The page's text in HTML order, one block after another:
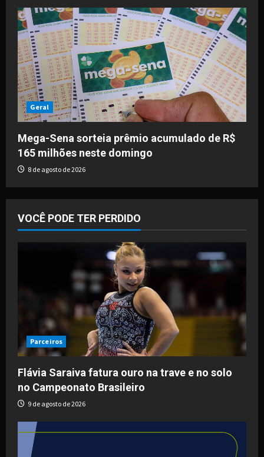
Geral
Mega-Sena sorteia prêmio acumulado de R$
165 milhões neste domingo
8 de agosto de 2026
VOCÊ PODE TER PERDIDO
Parceiros
Flávia Saraiva fatura ouro na trave e no solo
no Campeonato Brasileiro
9 de agosto de 2026